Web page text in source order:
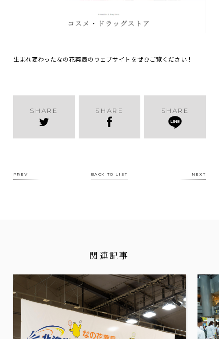
生まれ変わったなの花薬局のウェブサイトをぜひご覧ください！
SHARE SHARE SHARE
PREV BACK TO LIST NEXT
関連記事